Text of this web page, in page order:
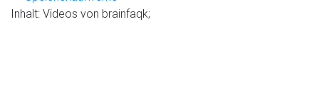
Inhalt: Videos von brainfaqk;